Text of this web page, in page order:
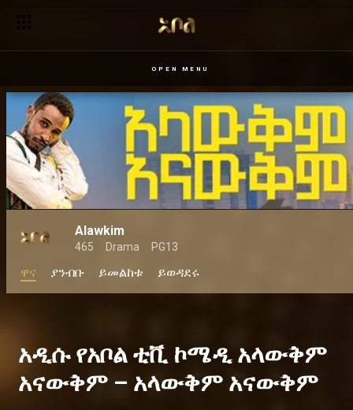
OPEN MENU
Alawkim
465 Drama PG13
ዋና ያንብቡ ይመልከቱ ይወዳደሩ
አዲሱ የአቦል ቲቪ ኮሜዲ አላውቅም
አናውቅም – አላውቅም አናውቅም